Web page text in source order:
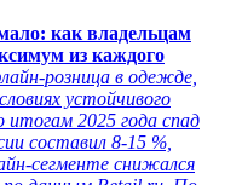
как владельцам
из каждого
розница в одежде,
устойчивого
2025 года спад
составил 8-15 %,
сегменте снижался